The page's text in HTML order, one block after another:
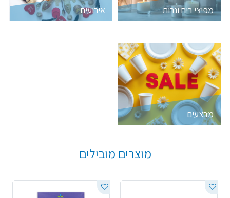
מפיצי ריח ונרות אירועים
מבצעים
מוצרים מובילים